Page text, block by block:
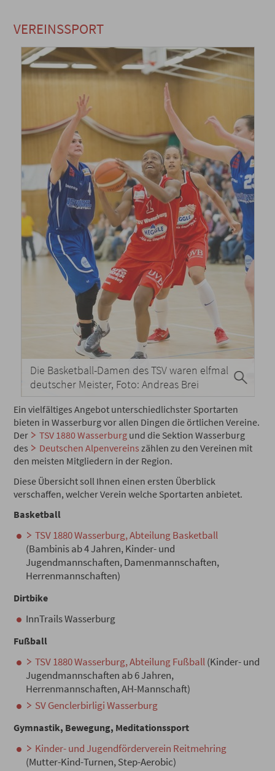
VEREINSSPORT
Die Basketball-Damen des TSV waren elfmal
deutscher Meister, Foto: Andreas Brei
Ein vielfältiges Angebot unterschiedlichster Sportarten
bieten in Wasserburg vor allen Dingen die örtlichen Vereine.
Der
TSV 1880 Wasserburg und die Sektion Wasserburg
des
Deutschen Alpenvereins zählen zu den Vereinen mit
den meisten Mitgliedern in der Region.
Diese Übersicht soll Ihnen einen ersten Überblick
verschaffen, welcher Verein welche Sportarten anbietet.
Basketball
TSV 1880 Wasserburg, Abteilung Basketball
(Bambinis ab 4 Jahren, Kinder- und
Jugendmannschaften, Damenmannschaften,
Herrenmannschaften)
Dirtbike
InnTrails Wasserburg
Fußball
TSV 1880 Wasserburg, Abteilung Fußball(Kinder- und
Jugendmannschaften ab 6 Jahren,
Herrenmannschaften, AH-Mannschaft)
SV Genclerbirligi Wasserburg
Gymnastik, Bewegung, Meditationssport
Kinder- und Jugendförderverein Reitmehring
(Mutter-Kind-Turnen, Step-Aerobic)